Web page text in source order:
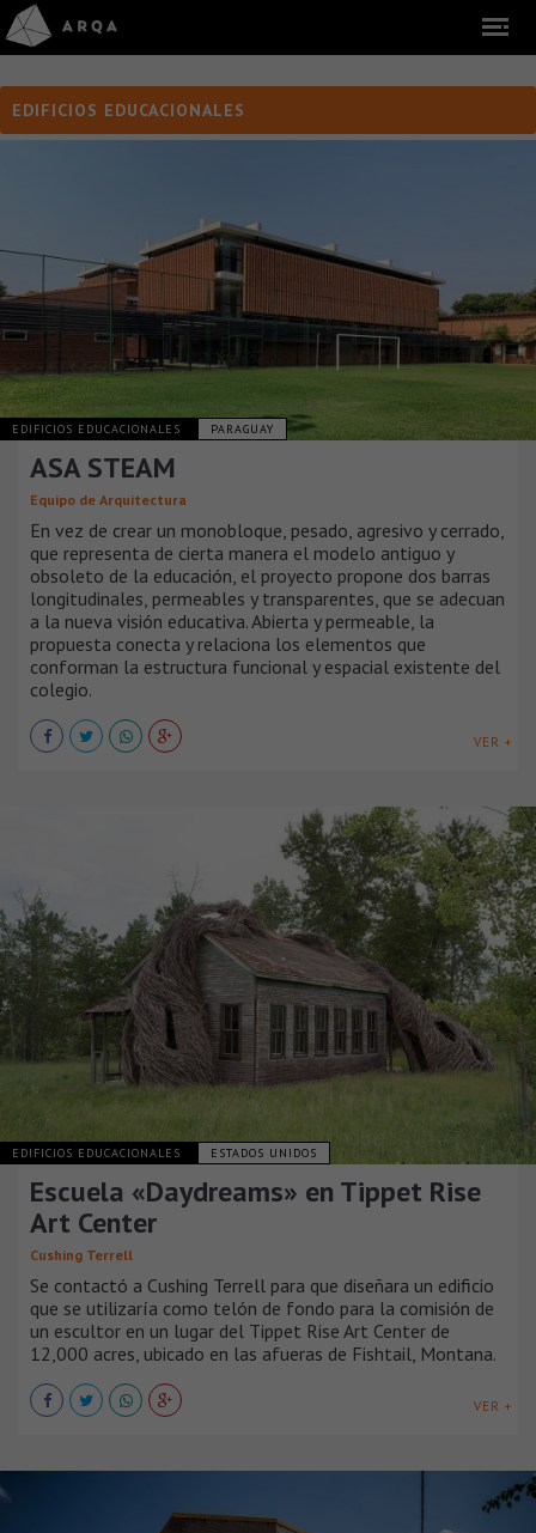
EDIFICIOS EDUCACIONALES
EDIFICIOS EDUCACIONALES PARAGUAY
ASA STEAM
Equipo de Arquitectura
En vez de crear un monobloque, pesado, agresivo y cerrado,
que representa de cierta manera el modelo antiguo y
obsoleto de la educación, el proyecto propone dos barras
longitudinales, permeables y transparentes, que se adecuan
a la nueva visión educativa. Abierta y permeable, la
propuesta conecta y relaciona los elementos que
conforman la estructura funcional y espacial existente del
colegio.
VER +
EDIFICIOS EDUCACIONALES ESTADOS UNIDOS
Escuela «Daydreams» en Tippet Rise
Art Center
Cushing Terrell
Se contactó a Cushing Terrell para que diseñara un edificio
que se utilizaría como telón de fondo para la comisión de
un escultor en un lugar del Tippet Rise Art Center de
12,000 acres, ubicado en las afueras de Fishtail, Montana.
VER +